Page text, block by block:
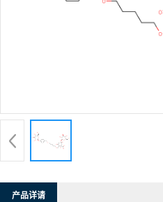
产品详请